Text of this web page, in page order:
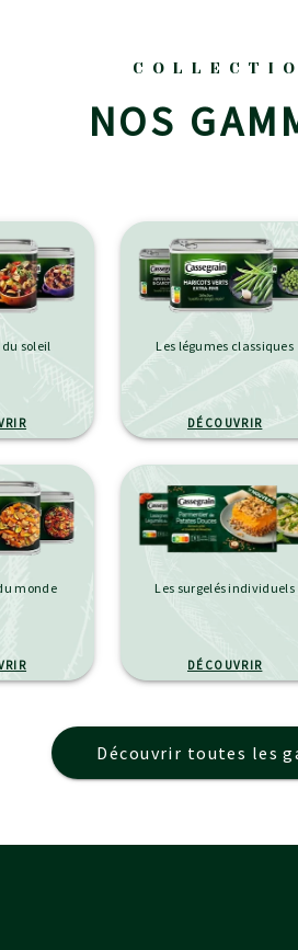
NOS
soleil Les légumes classiques
DÉCOUVRIR
monde Les surgelés individuels
DÉCOUVRIR
Découvrir toutes les